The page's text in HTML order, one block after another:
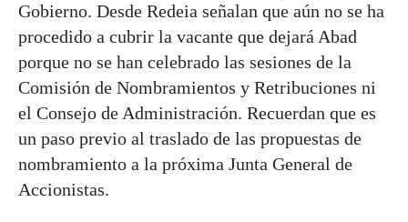
Gobierno. Desde Redeia señalan que aún no se ha
procedido a cubrir la vacante que dejará Abad
porque no se han celebrado las sesiones de la
Comisión de Nombramientos y Retribuciones ni
el Consejo de Administración. Recuerdan que es
un paso previo al traslado de las propuestas de
nombramiento a la próxima Junta General de
Accionistas.